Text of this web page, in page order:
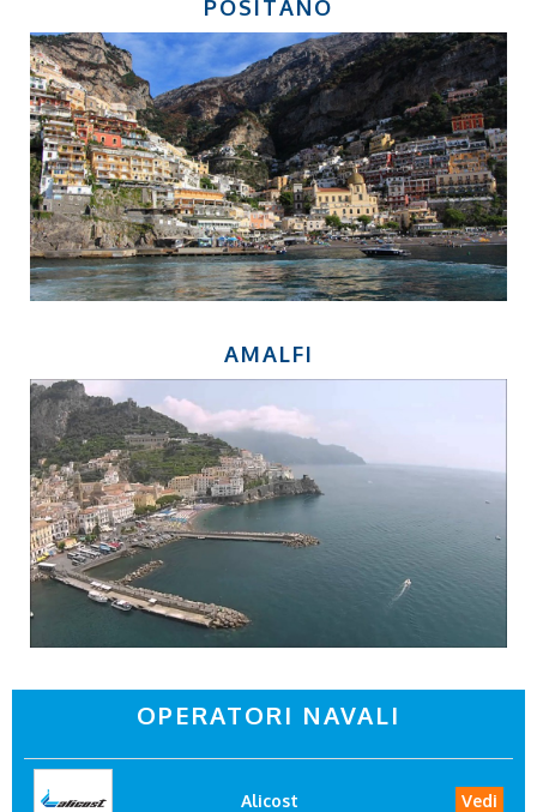
POSITANO
AMALFI
OPERATORI NAVALI
Alicost Vedi